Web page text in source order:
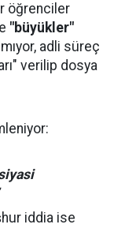
öğrenciler
"büyükler"
adli süreç
verilip dosya
iddia ise